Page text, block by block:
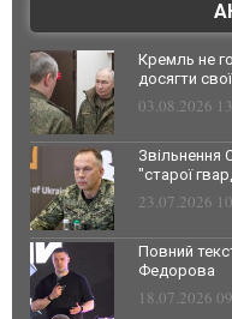
Кремль не
досягти
03.08.2026
Звільнення
"старої
23.07.2026
Повний
Федорова
18.07.2026